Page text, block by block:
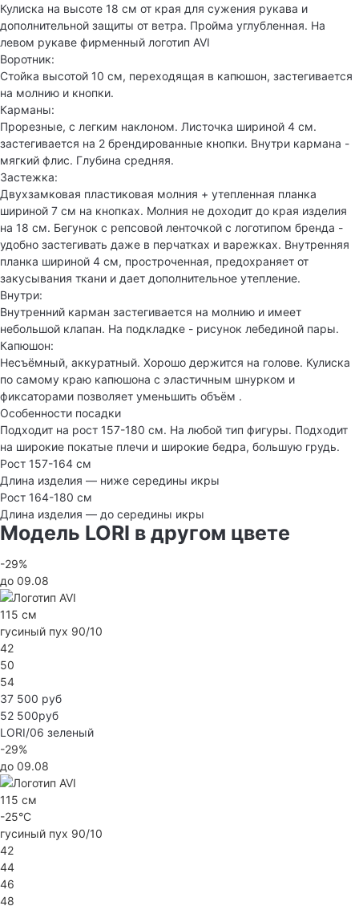
Кулиска на высоте 18 см от края для сужения рукава и
дополнительной защиты от ветра. Пройма углубленная. На
левом рукаве фирменный логотип AVI
Воротник:
Стойка высотой 10 см, переходящая в капюшон, застегивается
на молнию и кнопки.
Карманы:
Прорезные, с легким наклоном. Листочка шириной 4 см.
застегивается на 2 брендированные кнопки. Внутри кармана -
мягкий флис. Глубина средняя.
Застежка:
Двухзамковая пластиковая молния + утепленная планка
шириной 7 см на кнопках. Молния не доходит до края изделия
на 18 см. Бегунок с репсовой ленточкой с логотипом бренда -
удобно застегивать даже в перчатках и варежках. Внутренняя
планка шириной 4 см, простроченная, предохраняет от
закусывания ткани и дает дополнительное утепление.
Внутри:
Внутренний карман застегивается на молнию и имеет
небольшой клапан. На подкладке - рисунок лебединой пары.
Капюшон:
Несъёмный, аккуратный. Хорошо держится на голове. Кулиска
по самому краю капюшона с эластичным шнурком и
фиксаторами позволяет уменьшить объём .
Особенности посадки
Подходит на рост 157-180 см. На любой тип фигуры. Подходит
на широкие покатые плечи и широкие бедра, большую грудь.
Рост 157-164 см
Длина изделия — ниже середины икры
Рост 164-180 см
Длина изделия — до середины икры
Модель LORI в другом цвете
-29%
до 09.08
115 см
гусиный пух 90/10
42
50
54
37 500 руб
52 500руб
LORI/06 зеленый
-29%
до 09.08
115 см
-25°C
гусиный пух 90/10
42
44
46
48